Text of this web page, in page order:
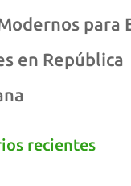
para
en República
recientes